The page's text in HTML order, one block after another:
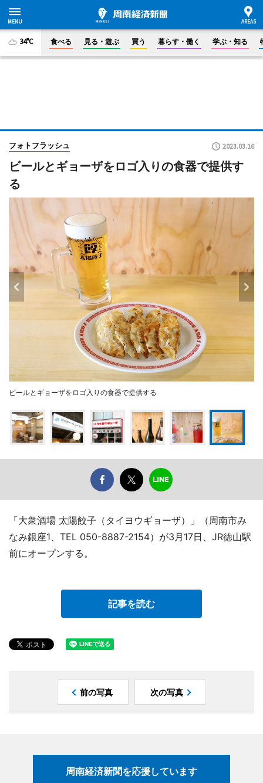
34°C 食べる 見る・遊ぶ 買う 暮らす・働く 学ぶ・知る
フォトフラッシュ 2023.03.16
ビールとギョーザをロゴ入りの食器で提供す
る
ビールとギョーザをロゴ入りの食器で提供する
「大衆酒場 太陽餃子（タイヨウギョーザ）」（周南市み
なみ銀座1、TEL 050-8887-2154）が3月17日、JR徳山駅
前にオープンする。
記事を読む
前の写真 次の写真
周南経済新聞を応援しています